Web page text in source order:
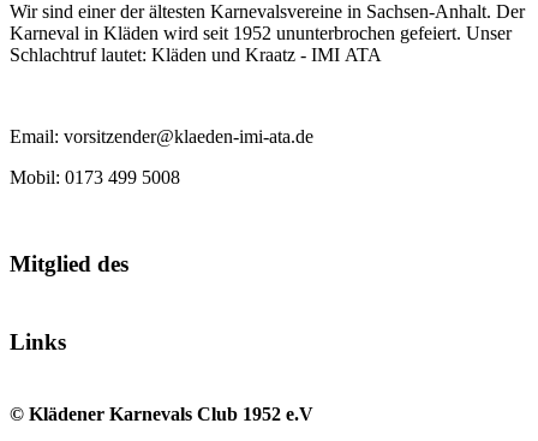
Wir sind einer der ältesten Karnevalsvereine in Sachsen-Anhalt. Der
Karneval in Kläden wird seit 1952 ununterbrochen gefeiert. Unser
Schlachtruf lautet: Kläden und Kraatz - IMI ATA
Email: vorsitzender@klaeden-imi-ata.de
Mobil: 0173 499 5008
Mitglied des
Links
© Klädener Karnevals Club 1952 e.V